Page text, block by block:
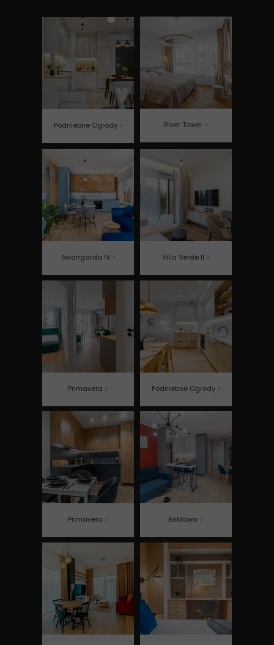
Villa Verde II >
Awangarda IV >
River Tower >
Podniebne Ogrody >
Enklawa >
Primavera >
Podniebne Ogrody >
Primavera >